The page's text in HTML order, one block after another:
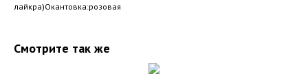
лайкра)Окантовка:розовая
Смотрите так же